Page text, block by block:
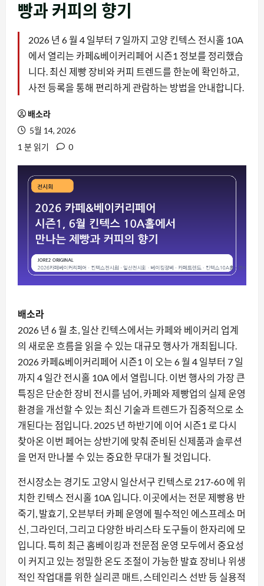
빵과 커피의 향기
2026 년 6 월 4 일부터 7 일까지 고양 킨텍스 전시홀 10A
에서 열리는 카페&베이커리페어 시즌1 정보를 정리했습
니다. 최신 제빵 장비와 커피 트렌드를 한눈에 확인하고,
사전 등록을 통해 편리하게 관람하는 방법을 안내합니다.
배소라
5월 14, 2026
1 분 읽기
0
배소라
2026 년 6 월 초, 일산 킨텍스에서는 카페와 베이커리 업계
의 새로운 흐름을 읽을 수 있는 대규모 행사가 개최됩니다.
2026 카페&베이커리페어 시즌1 이 오는 6 월 4 일부터 7 일
까지 4 일간 전시홀 10A 에서 열립니다. 이번 행사의 가장 큰
특징은 단순한 장비 전시를 넘어, 카페와 제빵업의 실제 운영
환경을 개선할 수 있는 최신 기술과 트렌드가 집중적으로 소
개된다는 점입니다. 2025 년 하반기에 이어 시즌1 로 다시
찾아온 이번 페어는 상반기에 맞춰 준비된 신제품과 솔루션
을 먼저 만나볼 수 있는 중요한 무대가 될 것입니다.
전시장소는 경기도 고양시 일산서구 킨텍스로 217-60 에 위
치한 킨텍스 전시홀 10A 입니다. 이곳에서는 전문 제빵용 반
죽기, 발효기, 오븐부터 카페 운영에 필수적인 에스프레소 머
신, 그라인더, 그리고 다양한 바리스타 도구들이 한자리에 모
입니다. 특히 최근 홈베이킹과 전문점 운영 모두에서 중요성
이 커지고 있는 정밀한 온도 조절이 가능한 발효 장비나 위생
적인 작업대를 위한 실리콘 매트, 스테인리스 선반 등 실용적